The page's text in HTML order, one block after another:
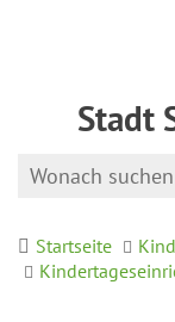
Stadt
Startseite